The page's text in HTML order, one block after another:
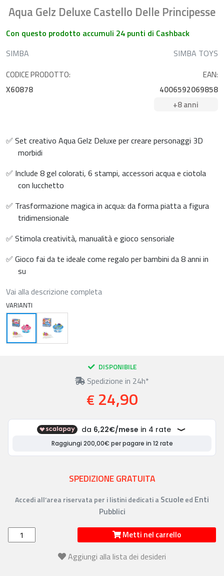
Aqua Gelz Deluxe Castello Delle Principesse
Con questo prodotto accumuli 24 punti di Cashback
SIMBA
SIMBA TOYS
CODICE PRODOTTO:
X60878
EAN:
4006592069858
+8 anni
✅ Set creativo Aqua Gelz Deluxe per creare personaggi 3D
morbidi
✅ Include 8 gel colorati, 6 stampi, accessori acqua e ciotola
con lucchetto
✅ Trasformazione magica in acqua: da forma piatta a figura
tridimensionale
✅ Stimola creatività, manualità e gioco sensoriale
✅ Gioco fai da te ideale come regalo per bambini da 8 anni in
su
Vai alla descrizione completa
VARIANTI
DISPONIBILE
Spedizione in 24h*
€ 24,90
SPEDIZIONE GRATUITA
Accedi all’area riservata per i listini dedicati a Scuoleed Enti
Pubblici
Metti nel carrello
Aggiungi alla lista dei desideri